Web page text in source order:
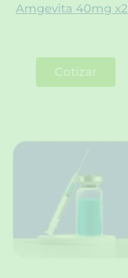
Amgevita 40mg x2
Cotizar